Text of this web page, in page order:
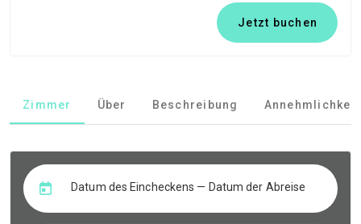
Jetzt buchen
Zimmer Über Beschreibung
Datum des Eincheckens — Datum der Abreise